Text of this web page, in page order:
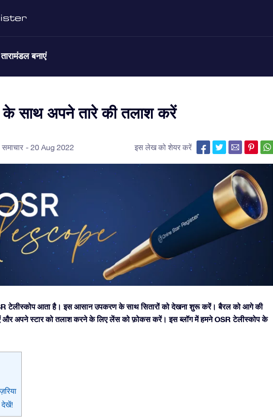
बनाएं
के साथ अपने तारे की तलाश करें
समाचार 20 Aug 2022 इस लेख को शेयर करें
टेलीस्कोप आता है। इस आसान उपकरण के साथ सितारों को देखना शुरू करें। बैरल को आगे की
अपने स्टार को तलाश करने के लिए लेंस को फ़ोकस करें। इस ब्लॉग में हमने OSR टेलीस्कोप के
देखें!